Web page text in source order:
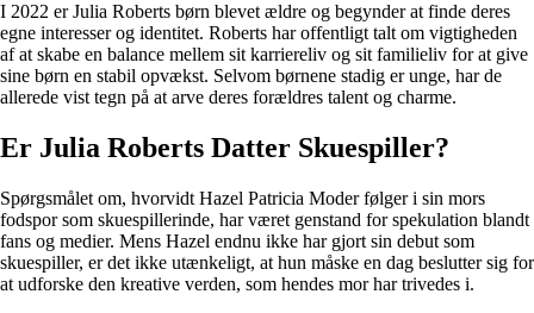
I 2022 er Julia Roberts børn blevet ældre og begynder at finde deres
egne interesser og identitet. Roberts har offentligt talt om vigtigheden
af at skabe en balance mellem sit karriereliv og sit familieliv for at give
sine børn en stabil opvækst. Selvom børnene stadig er unge, har de
allerede vist tegn på at arve deres forældres talent og charme.
Er Julia Roberts Datter Skuespiller?
Spørgsmålet om, hvorvidt Hazel Patricia Moder følger i sin mors
fodspor som skuespillerinde, har været genstand for spekulation blandt
fans og medier. Mens Hazel endnu ikke har gjort sin debut som
skuespiller, er det ikke utænkeligt, at hun måske en dag beslutter sig for
at udforske den kreative verden, som hendes mor har trivedes i.